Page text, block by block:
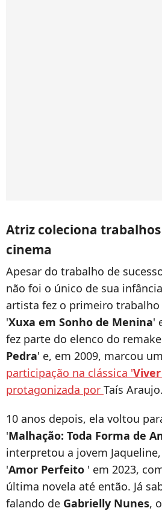
Atriz coleciona trabalhos
cinema
Apesar do trabalho de
não foi o único de sua
artista fez o primeiro
'Xuxa em Sonho de Menina'
fez parte do elenco do
Pedra' e, em 2009, marcou
participação na clássica '
protagonizada por Taís Araujo.
10 anos depois, ela voltou
'Malhação: Toda Forma de
interpretou a jovem
'Amor Perfeito ' em 2023,
última novela até então. Já
falando de Gabrielly Nunes,